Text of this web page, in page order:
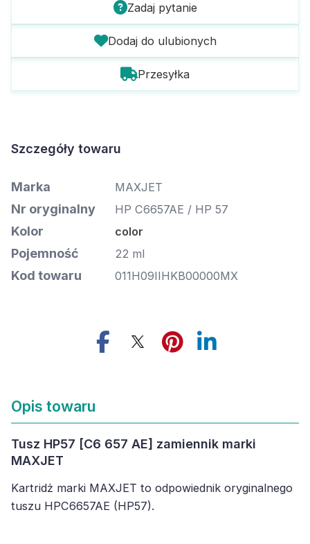
Zadaj pytanie
Dodaj do ulubionych
Przesyłka
Szczegóły towaru
Marka MAXJET
Nr oryginalny HP C6657AE / HP 57
Kolor color
Pojemność 22 ml
Kod towaru 011H09IIHKB00000MX
Opis towaru
Tusz HP57 [C6 657 AE] zamiennik marki
MAXJET
Kartridż marki MAXJET to odpowiednik oryginalnego
tuszu HPC6657AE (HP57).